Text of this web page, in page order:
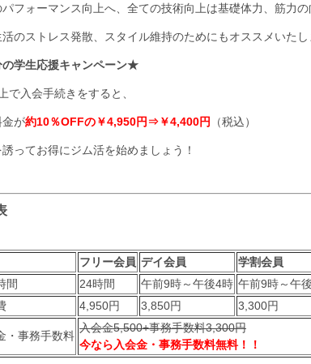
パフォーマンス向上へ、全ての技術向上は基礎体力、筋力の
のストレス発散、スタイル維持のためにもオススメいたし
学生応援キャンペーン★
で入会手続きをすると、
金が約10％OFFの￥4,950円⇒￥4,400円 （税込）
ってお得にジム活を始めましょう！
フリー会員 デイ会員
学割会員
間
24時間 午前9時～午後4時 午前9時～午
4,950円 3,850円 3,300円
・事務手数料
入会金5,500+事務手数料3,300円
今なら入会金・事務手数料無料！！